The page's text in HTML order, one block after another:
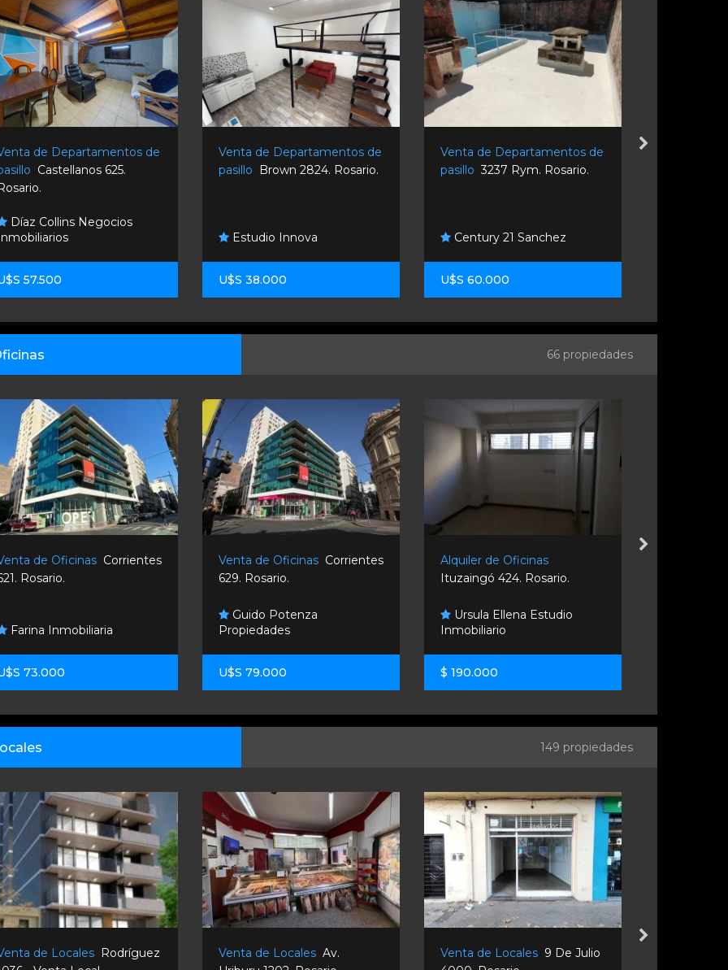
de Departamentos de
Castellanos 625.
Díaz Collins Negocios
57.500
Venta de Departamentos de
pasillo
Brown 2824. Rosario.
Estudio Innova
U$S 38.000
Venta de Departamentos de
pasillo3237 Rym. Rosario.
Century 21 Sanchez
U$S 60.000
66 propiedades
de Oficinas Corrientes
Rosario.
Farina Inmobiliaria
73.000
Venta de Oficinas Corrientes
629. Rosario.
Guido Potenza
Propiedades
U$S 79.000
Alquiler de Oficinas
Ituzaingó 424. Rosario.
Ursula Ellena Estudio
Inmobiliario
$ 190.000
149 propiedades
de Locales Rodríguez
Venta de LocalesAv.
Venta de Locales 9 De Julio